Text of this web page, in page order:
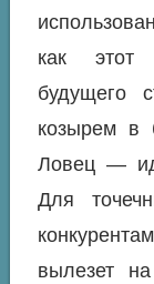
как этот
будущего
козырем в
Ловец —
Для
вылезет